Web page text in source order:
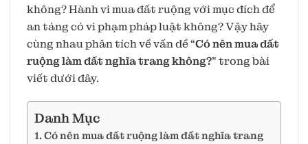
không? Hành vi mua đất ruộng với mục đích để
an táng có vi phạm pháp luật không? Vậy hãy
cùng nhau phân tích về vấn đề “Có nên mua đất
ruộng làm đất nghĩa trang không?” trong bài
viết dưới đây.
Danh Mục
1. Có nên mua đất ruộng làm đất nghĩa trang